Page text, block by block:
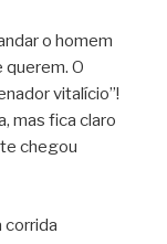
o homem
querem. O
vitalício”!
mas fica claro
chegou
corrida